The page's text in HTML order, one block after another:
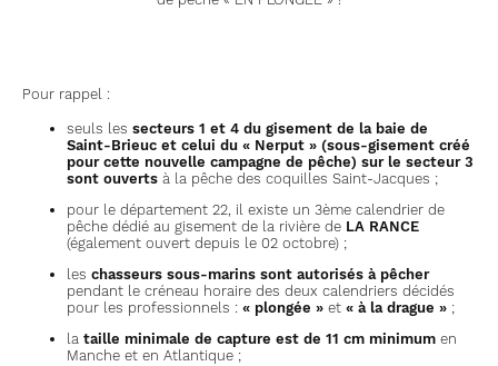
Pour rappel :
seuls les secteurs 1 et 4 du gisement de la baie de
Saint-Brieuc et celui du « Nerput » (sous-gisement créé
pour cette nouvelle campagne de pêche) sur le secteur 3
sont ouverts à la pêche des coquilles Saint-Jacques ;
pour le département 22, il existe un 3ème calendrier de
pêche dédié au gisement de la rivière de LA RANCE
(également ouvert depuis le 02 octobre) ;
les chasseurs sous-marins sont autorisés à pêcher
pendant le créneau horaire des deux calendriers décidés
pour les professionnels : « plongée » et « à la drague » ;
la taille minimale de capture est de 11 cm minimum en
Manche et en Atlantique ;